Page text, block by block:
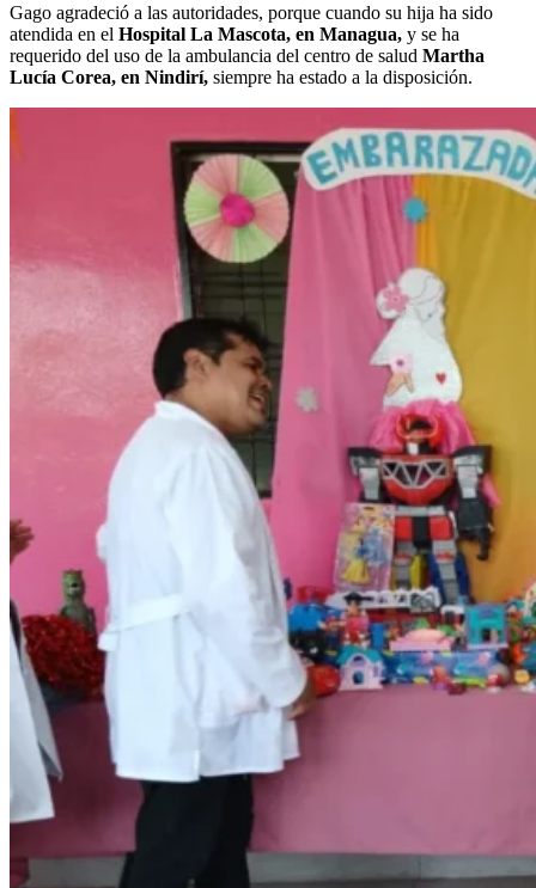
Gago agradeció a las autoridades, porque cuando su hija ha sido
atendida en el Hospital La Mascota, en Managua, y se ha
requerido del uso de la ambulancia del centro de salud Martha
Lucía Corea, en Nindirí, siempre ha estado a la disposición.